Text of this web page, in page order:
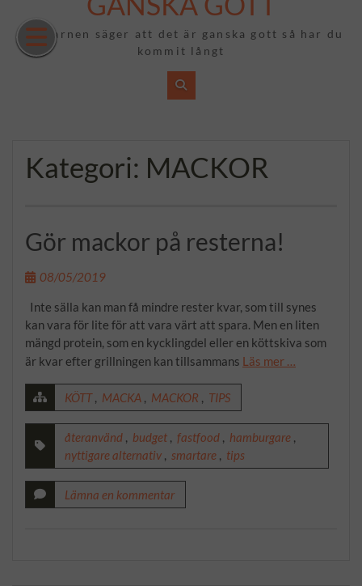
innehåll
Om barnen säger att det är ganska gott så har du
kommit långt
Kategori: MACKOR
Gör mackor på resterna!
08/05/2019
Inte sälla kan man få mindre rester kvar, som till synes
kan vara för lite för att vara värt att spara. Men en liten
mängd protein, som en kycklingdel eller en köttskiva som
är kvar efter grillningen kan tillsammans Läs mer …
KÖTT , MACKA , MACKOR , TIPS
återanvänd , budget , fastfood , hamburgare ,
nyttigare alternativ , smartare , tips
Lämna en kommentar